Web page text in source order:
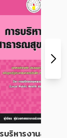
.ร.บ.
บริหารงานสาธา